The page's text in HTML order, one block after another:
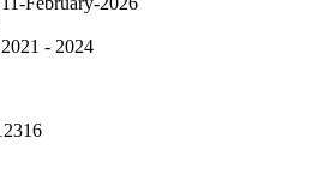
2021 - 2024